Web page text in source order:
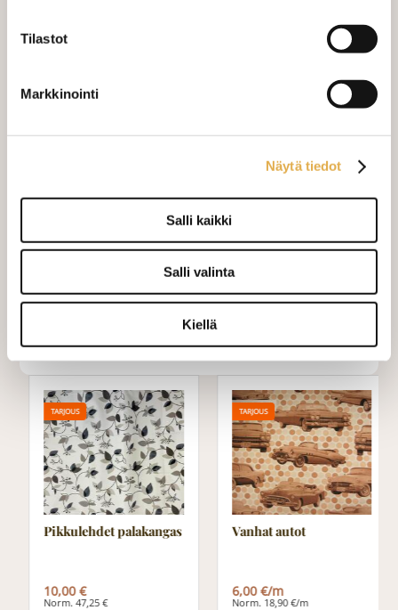
Tilastot
Markkinointi
Näytä tiedot
Salli kaikki
Salli valinta
Kiellä
+ 28,00 €
löydät ohjeita
mittaamiseen ja kankaan menekin
laskukaavion. Ompelutyön toimitusaika
on noin 1,5 viikkoa. Jos haluat
ommeltavan jotain muuta niin ota
TARJOUS
Pikkulehdet palakangas
10,00 €
Norm. 47,25 €
TARJOUS
Vanhat autot
6,00 €/m
Norm. 18,90 €/m